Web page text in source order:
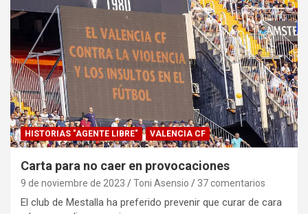
HISTORIAS "AGENTE LIBRE" VALENCIA CF
Carta para no caer en provocaciones
9 de noviembre de 2023 Toni Asensio 37 comentarios
El club de Mestalla ha preferido prevenir que curar de cara